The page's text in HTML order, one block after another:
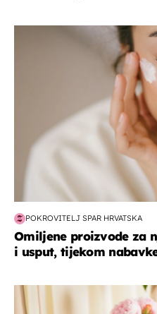
moda & ljepota
POKROVITELJ SPAR HRVATSKA
Omiljene proizvode za
i usput, tijekom
moda & ljepota